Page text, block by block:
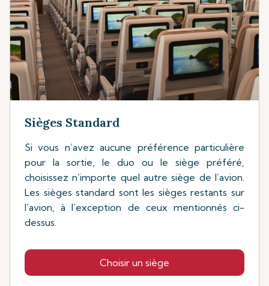
Sièges Standard
Si vous n’avez aucune préférence particulière
pour la sortie, le duo ou le siège préféré,
choisissez n’importe quel autre siège de l’avion.
Les sièges standard sont les sièges restants sur
l’avion, à l’exception de ceux mentionnés ci-
dessus.
Choisir un siège